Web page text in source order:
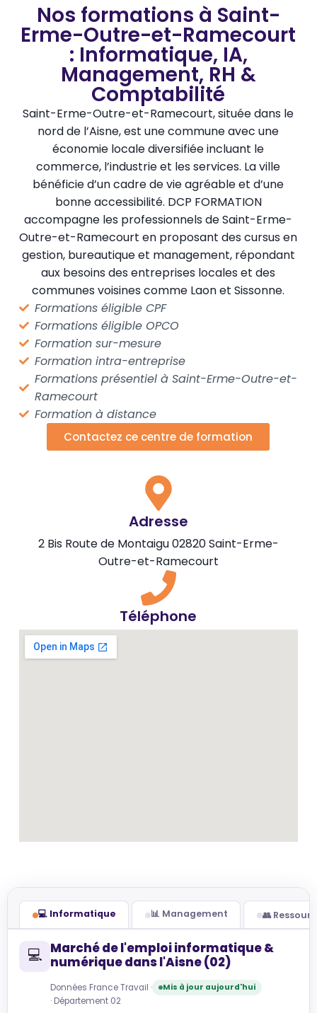
Nos formations à Saint-
Erme-Outre-et-Ramecourt
: Informatique, IA,
Management, RH &
Comptabilité
Saint-Erme-Outre-et-Ramecourt, située dans le
nord de l’Aisne, est une commune avec une
économie locale diversifiée incluant le
commerce, l’industrie et les services. La ville
bénéficie d’un cadre de vie agréable et d’une
bonne accessibilité. DCP FORMATION
accompagne les professionnels de Saint-Erme-
Outre-et-Ramecourt en proposant des cursus en
gestion, bureautique et management, répondant
aux besoins des entreprises locales et des
communes voisines comme Laon et Sissonne.
Formations éligible CPF
Formations éligible OPCO
Formation sur-mesure
Formation intra-entreprise
Formations présentiel à Saint-Erme-Outre-et-
Ramecourt
Formation à distance
Contactez ce centre de formation
Adresse
2 Bis Route de Montaigu 02820 Saint-Erme-
Outre-et-Ramecourt
Téléphone
💻 Informatique 📊 Management 👥
💻 Marché de l'emploi informatique &
numérique dans l'Aisne (02)
Données France Travail · Mis à jour aujourd'hui
· Département 02